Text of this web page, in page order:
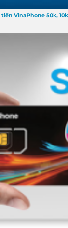
VinaPhone 50k,